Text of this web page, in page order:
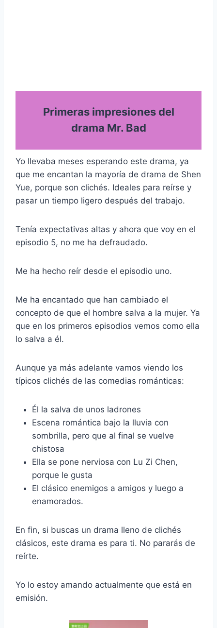
Primeras impresiones del
drama Mr. Bad
Yo llevaba meses esperando este drama, ya
que me encantan la mayoría de drama de Shen
Yue, porque son clichés. Ideales para reírse y
pasar un tiempo ligero después del trabajo.
Tenía expectativas altas y ahora que voy en el
episodio 5, no me ha defraudado.
Me ha hecho reír desde el episodio uno.
Me ha encantado que han cambiado el
concepto de que el hombre salva a la mujer. Ya
que en los primeros episodios vemos como ella
lo salva a él.
Aunque ya más adelante vamos viendo los
típicos clichés de las comedias románticas:
Él la salva de unos ladrones
Escena romántica bajo la lluvia con
sombrilla, pero que al final se vuelve
chistosa
Ella se pone nerviosa con Lu Zi Chen,
porque le gusta
El clásico enemigos a amigos y luego a
enamorados.
En fin, si buscas un drama lleno de clichés
clásicos, este drama es para ti. No pararás de
reírte.
Yo lo estoy amando actualmente que está en
emisión.